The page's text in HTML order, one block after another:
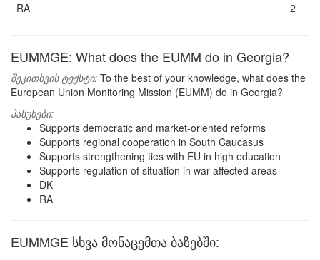
RA
2
EUMMGE: What does the EUMM do in Georgia?
შეკითხვის ტექსტი: To the best of your knowledge, what does the
European Union Monitoring Mission (EUMM) do in Georgia?
პასუხები:
Supports democratic and market-oriented reforms
Supports regional cooperation in South Caucasus
Supports strengthening ties with EU in high education
Supports regulation of situation in war-affected areas
DK
RA
EUMMGE სხვა მონაცემთა ბაზებში: